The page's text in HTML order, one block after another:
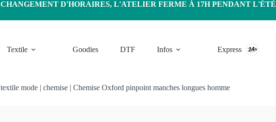
CHANGEMENT D'HORAIRES, L'ATELIER FERME À 17H PENDANT L'ÉTÉ
Textile Goodies DTF Infos Express
textile mode | chemise | Chemise Oxford pinpoint manches longues homme